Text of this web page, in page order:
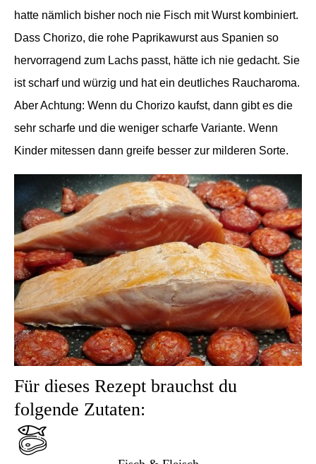
hatte nämlich bisher noch nie Fisch mit Wurst kombiniert.
Dass Chorizo, die rohe Paprikawurst aus Spanien so
hervorragend zum Lachs passt, hätte ich nie gedacht. Sie
ist scharf und würzig und hat ein deutliches Raucharoma.
Aber Achtung: Wenn du Chorizo kaufst, dann gibt es die
sehr scharfe und die weniger scharfe Variante. Wenn
Kinder mitessen dann greife besser zur milderen Sorte.
Für dieses Rezept brauchst du
folgende Zutaten: